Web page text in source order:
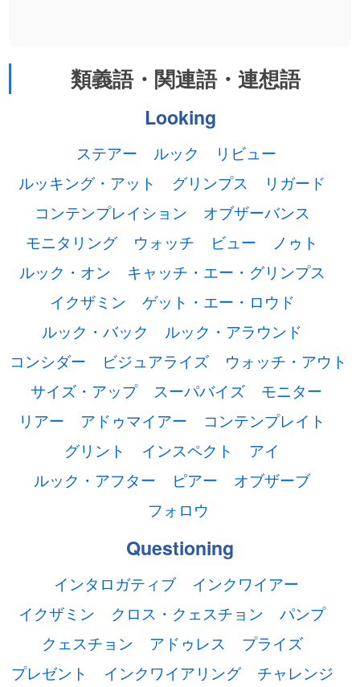
類義語・関連語・連想語
Looking
ステアー ルック
リビュー
ルッキング・アット
グリンプス
リガード
コンテンプレイション
オブザーバンス
モニタリング
ウォッチ ビュー
ノゥト
ルック・オン
キャッチ・エー・グリンプス
イクザミン
ゲット・エー・ロウド
ルック・バック
ルック・アラウンド
コンシダー
ビジュアライズ
ウォッチ・アウト
サイズ・アップ
スーパバイズ
モニター
リアー
アドゥマイアー
コンテンプレイト
グリント
インスペクト
アイ
ルック・アフター
ピアー
オブザーブ
フォロウ
Questioning
インタロガティブ
インクワイアー
イクザミン
クロス・クェスチョン
パンプ
クェスチョン
アドゥレス
プライズ
プレゼント
インクワイアリング
チャレンジ